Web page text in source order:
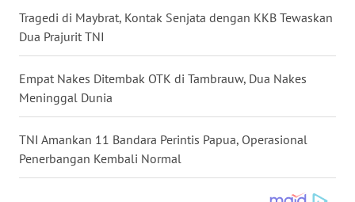
Tragedi di Maybrat, Kontak Senjata dengan KKB Tewaskan
Dua Prajurit TNI
Empat Nakes Ditembak OTK di Tambrauw, Dua Nakes
Meninggal Dunia
TNI Amankan 11 Bandara Perintis Papua, Operasional
Penerbangan Kembali Normal
WN
JOGJA
WN
JATIM
WN